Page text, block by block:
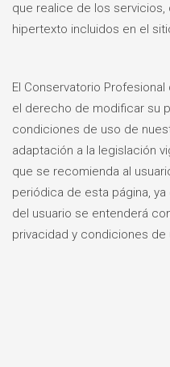
que realice de los
hipertexto incluidos en el
El Conservatorio
el derecho de modificar su
condiciones de uso de
adaptación a la legislación
que se recomienda al
periódica de esta página,
del usuario se entenderá
privacidad y condiciones